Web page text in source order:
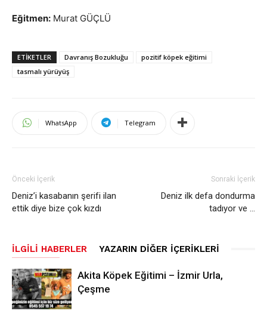
Eğitmen: Murat GÜÇLÜ
ETIKETLER Davranış Bozukluğu
pozitif köpek eğitimi
tasmalı yürüyüş
WhatsApp Telegram
Önceki İçerik
Deniz’i kasabanın şerifi ilan
ettik diye bize çok kızdı
Sonraki İçerik
Deniz ilk defa dondurma
tadıyor ve …
İLGILI HABERLER YAZARIN DIĞER İÇERIKLERI
Akita Köpek Eğitimi – İzmir Urla,
Çeşme